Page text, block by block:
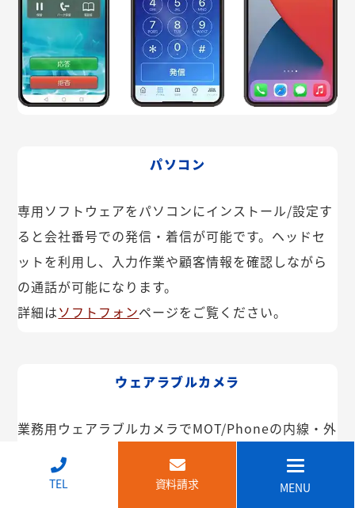
パソコン
専用ソフトウェアをパソコンにインストール/設定す
ると会社番号での発信・着信が可能です。ヘッドセ
ットを利用し、入力作業や顧客情報を確認しながら
の通話が可能になります。
詳細はソフトフォンページをご覧ください。
ウェアラブルカメラ
業務用ウェアラブルカメラでMOT/Phoneの内線・外
線が利用できます。インカム機能や映像共有なども
可能。IP68で防塵・防水で建設現場などでも安心し
TEL 資料請求 MENU